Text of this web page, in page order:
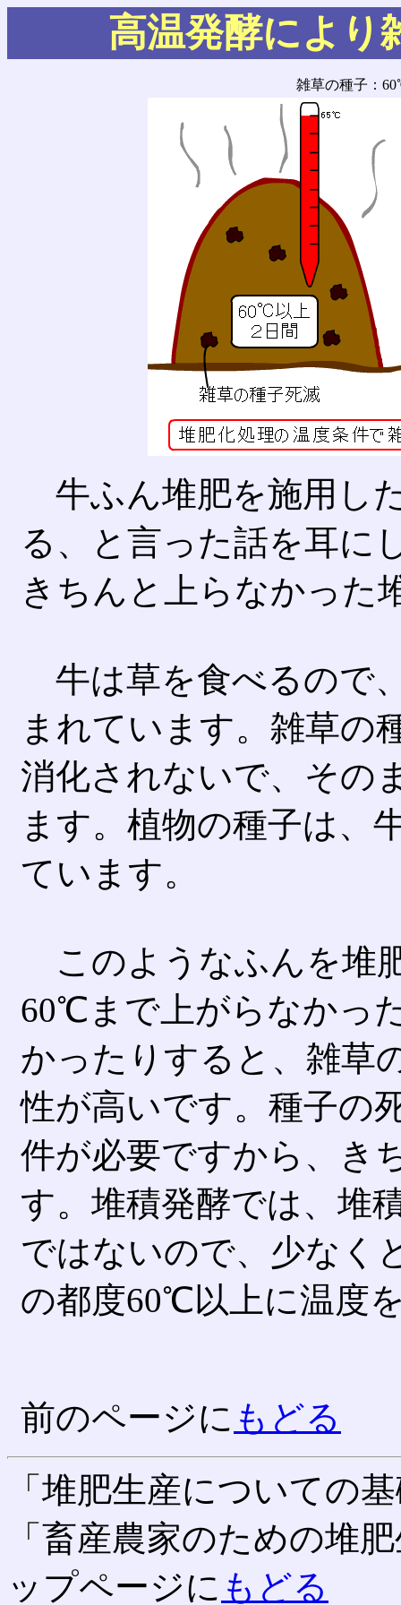
高温発酵により
雑草の種子：
牛ふん堆肥を施用し
る、と言った話を耳に
きちんと上らなかった
牛は草を食べるので
まれています。雑草の
消化されないで、その
ます。植物の種子は、
ています。
このようなふんを堆
60℃まで上がらなかっ
かったりすると、雑草
性が高いです。種子の
件が必要ですから、き
す。堆積発酵では、堆
ではないので、少なく
の都度60℃以上に温度
前のページに もどる
「堆肥生産についての
「畜産農家のための堆
ップページに もどる